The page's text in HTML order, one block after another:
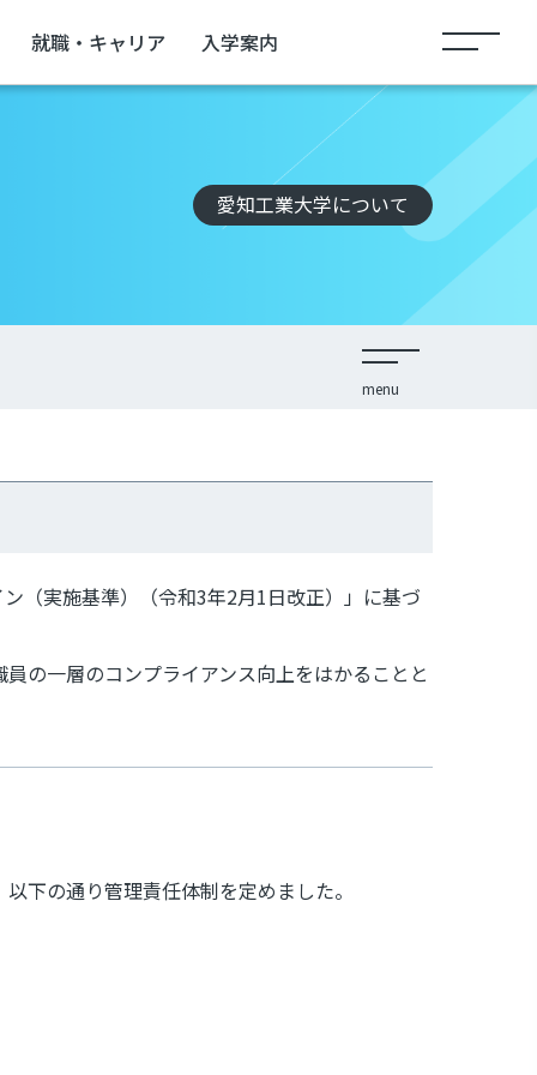
就職・キャリア 入学案内
愛知工業大学について
（実施基準）（令和3年2月1日改正）」に基づ
の一層のコンプライアンス向上をはかることと
下の通り管理責任体制を定めました。